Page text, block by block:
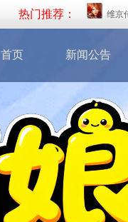
热门推荐： 维京
首页 新闻公告